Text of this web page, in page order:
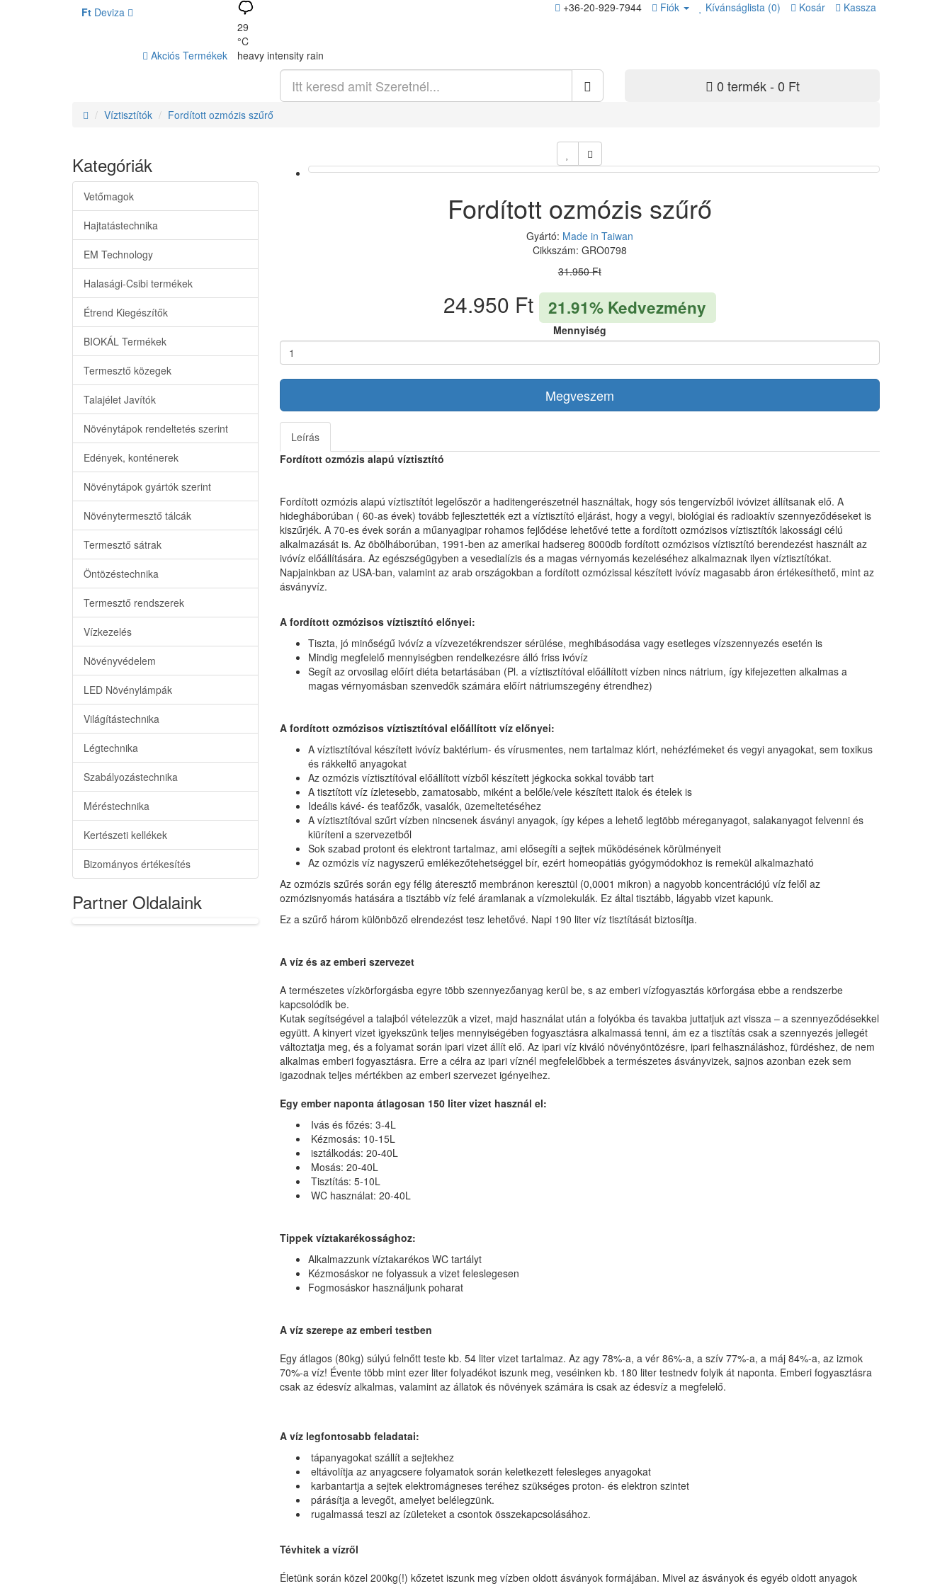
Ft Deviza
Akciós Termékek
29
°C
heavy intensity rain
+36-20-929-7944 Fiók Kívánságlista (0) Kosár Kassza
0 termék - 0 Ft
Víztisztítók Fordított ozmózis szűrő
Kategóriák
Vetőmagok
Hajtatástechnika
EM Technology
Halasági-Csibi termékek
Étrend Kiegészítők
BIOKÁL Termékek
Termesztő közegek
Talajélet Javítók
Növénytápok rendeltetés szerint
Edények, konténerek
Növénytápok gyártók szerint
Növénytermesztő tálcák
Termesztő sátrak
Öntözéstechnika
Termesztő rendszerek
Vízkezelés
Növényvédelem
LED Növénylámpák
Világítástechnika
Légtechnika
Szabályozástechnika
Méréstechnika
Kertészeti kellékek
Bizományos értékesítés
Partner Oldalaink
Fordított ozmózis szűrő
Gyártó: Made in Taiwan
Cikkszám: GRO0798
31.950 Ft
24.950 Ft 21.91% Kedvezmény
Mennyiség
Megveszem
Leírás
Fordított ozmózis alapú víztisztító
Fordított ozmózis alapú víztisztítót legelőször a haditengerészetnél használtak, hogy sós tengervízből ivóvizet állítsanak elő. A
hidegháborúban ( 60-as évek) tovább fejlesztették ezt a víztisztító eljárást, hogy a vegyi, biológiai és radioaktív szennyeződéseket is
kiszűrjék. A 70-es évek során a műanyagipar rohamos fejlődése lehetővé tette a fordított ozmózisos víztisztítók lakossági célú
alkalmazását is. Az öbölháborúban, 1991-ben az amerikai hadsereg 8000db fordított ozmózisos víztisztító berendezést használt az
ivóvíz előállítására. Az egészségügyben a vesedialízis és a magas vérnyomás kezeléséhez alkalmaznak ilyen víztisztítókat.
Napjainkban az USA-ban, valamint az arab országokban a fordított ozmózissal készített ivóvíz magasabb áron értékesíthető, mint az
ásványvíz.
A fordított ozmózisos víztisztító előnyei:
Tiszta, jó minőségű ivóvíz a vízvezetékrendszer sérülése, meghibásodása vagy esetleges vízszennyezés esetén is
Mindig megfelelő mennyiségben rendelkezésre álló friss ivóvíz
Segít az orvosilag előírt diéta betartásában (Pl. a víztisztítóval előállított vízben nincs nátrium, így kifejezetten alkalmas a
magas vérnyomásban szenvedők számára előírt nátriumszegény étrendhez)
A fordított ozmózisos víztisztítóval előállított víz előnyei:
A víztisztítóval készített ivóvíz baktérium- és vírusmentes, nem tartalmaz klórt, nehézfémeket és vegyi anyagokat, sem toxikus
és rákkeltő anyagokat
Az ozmózis víztisztítóval előállított vízből készített jégkocka sokkal tovább tart
A tisztított víz ízletesebb, zamatosabb, miként a belőle/vele készített italok és ételek is
Ideális kávé- és teafőzők, vasalók, üzemeltetéséhez
A víztisztítóval szűrt vízben nincsenek ásványi anyagok, így képes a lehető legtöbb méreganyagot, salakanyagot felvenni és
kiüríteni a szervezetből
Sok szabad protont és elektront tartalmaz, ami elősegíti a sejtek működésének körülményeit
Az ozmózis víz nagyszerű emlékezőtehetséggel bír, ezért homeopátiás gyógymódokhoz is remekül alkalmazható
Az ozmózis szűrés során egy félig áteresztő membránon keresztül (0,0001 mikron) a nagyobb koncentrációjú víz felől az
ozmózisnyomás hatására a tisztább víz felé áramlanak a vízmolekulák. Ez által tisztább, lágyabb vizet kapunk.
Ez a szűrő három különböző elrendezést tesz lehetővé. Napi 190 liter víz tisztítását biztosítja.
A víz és az emberi szervezet
A természetes vízkörforgásba egyre több szennyezőanyag kerül be, s az emberi vízfogyasztás körforgása ebbe a rendszerbe
kapcsolódik be.
Kutak segítségével a talajból vételezzük a vizet, majd használat után a folyókba és tavakba juttatjuk azt vissza – a szennyeződésekkel
együtt. A kinyert vizet igyekszünk teljes mennyiségében fogyasztásra alkalmassá tenni, ám ez a tisztítás csak a szennyezés jellegét
változtatja meg, és a folyamat során ipari vizet állít elő. Az ipari víz kiváló növényöntözésre, ipari felhasználáshoz, fürdéshez, de nem
alkalmas emberi fogyasztásra. Erre a célra az ipari víznél megfelelőbbek a természetes ásványvizek, sajnos azonban ezek sem
igazodnak teljes mértékben az emberi szervezet igényeihez.
Egy ember naponta átlagosan 150 liter vizet használ el:
Ivás és főzés: 3-4L
Kézmosás: 10-15L
isztálkodás: 20-40L
Mosás: 20-40L
Tisztítás: 5-10L
WC használat: 20-40L
Tippek víztakarékossághoz:
Alkalmazzunk víztakarékos WC tartályt
Kézmosáskor ne folyassuk a vizet feleslegesen
Fogmosáskor használjunk poharat
A víz szerepe az emberi testben
Egy átlagos (80kg) súlyú felnőtt teste kb. 54 liter vizet tartalmaz. Az agy 78%-a, a vér 86%-a, a szív 77%-a, a máj 84%-a, az izmok
70%-a víz! Évente több mint ezer liter folyadékot iszunk meg, veséinken kb. 180 liter testnedv folyik át naponta. Emberi fogyasztásra
csak az édesvíz alkalmas, valamint az állatok és növények számára is csak az édesvíz a megfelelő.
A víz legfontosabb feladatai:
tápanyagokat szállít a sejtekhez
eltávolítja az anyagcsere folyamatok során keletkezett felesleges anyagokat
karbantartja a sejtek elektromágneses teréhez szükséges proton- és elektron szintet
párásítja a levegőt, amelyet belélegzünk.
rugalmassá teszi az ízületeket a csontok összekapcsolásához.
Tévhitek a vízről
Életünk során közel 200kg(!) kőzetet iszunk meg vízben oldott ásványok formájában. Mivel az ásványok és egyéb oldott anyagok